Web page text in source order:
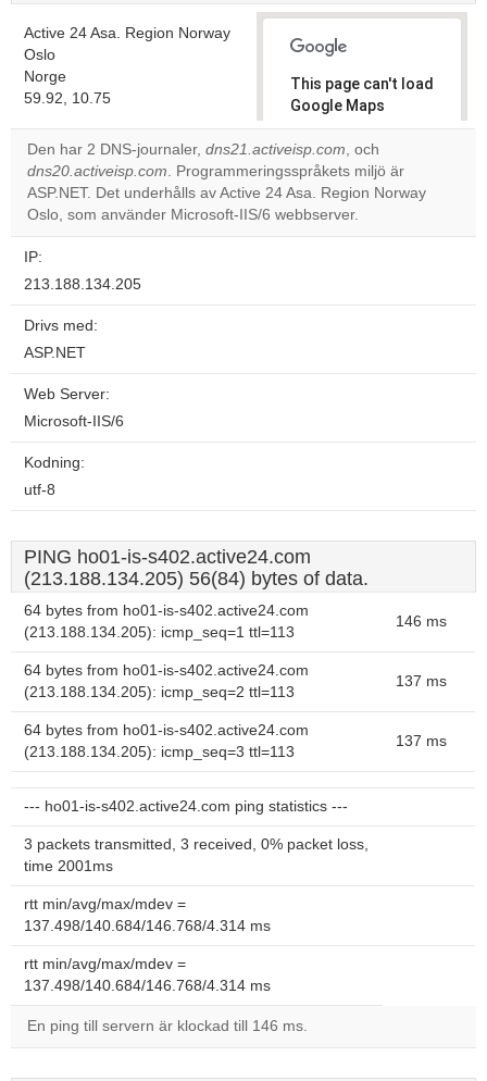
Active 24 Asa. Region Norway
Oslo
Norge
59.92, 10.75
This page can't load
Google Maps
correctly.
Do you
own this
website?
OK
Den har 2 DNS-journaler, dns21.activeisp.com, och
dns20.activeisp.com. Programmeringsspråkets miljö är
ASP.NET. Det underhålls av Active 24 Asa. Region Norway
Oslo, som använder Microsoft-IIS/6 webbserver.
IP:
213.188.134.205
Drivs med:
ASP.NET
Web Server:
Microsoft-IIS/6
Kodning:
utf-8
PING ho01-is-s402.active24.com
(213.188.134.205) 56(84) bytes of data.
64 bytes from ho01-is-s402.active24.com
(213.188.134.205): icmp_seq=1 ttl=113
146 ms
64 bytes from ho01-is-s402.active24.com
(213.188.134.205): icmp_seq=2 ttl=113
137 ms
64 bytes from ho01-is-s402.active24.com
(213.188.134.205): icmp_seq=3 ttl=113
137 ms
--- ho01-is-s402.active24.com ping statistics ---
3 packets transmitted, 3 received, 0% packet loss,
time 2001ms
rtt min/avg/max/mdev =
137.498/140.684/146.768/4.314 ms
rtt min/avg/max/mdev =
137.498/140.684/146.768/4.314 ms
En ping till servern är klockad till 146 ms.